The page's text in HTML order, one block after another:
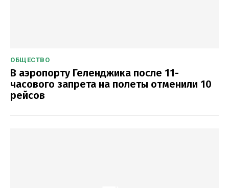
ОБЩЕСТВО
В аэропорту Геленджика после 11-
часового запрета на полеты отменили 10
рейсов